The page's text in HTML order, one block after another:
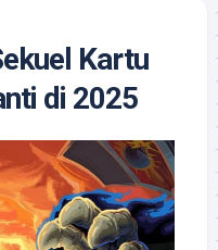
Kartu
di 2025